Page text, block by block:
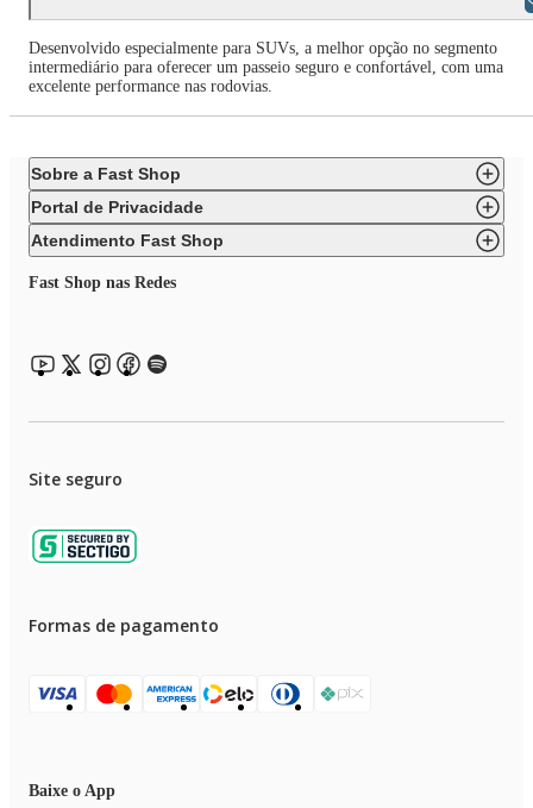
Desenvolvido especialmente para SUVs, a melhor opção no segmento
intermediário para oferecer um passeio seguro e confortável, com uma
excelente performance nas rodovias.
Sobre a Fast Shop
Portal de Privacidade
Atendimento Fast Shop
Fast Shop nas Redes
Site seguro
Formas de pagamento
Baixe o App